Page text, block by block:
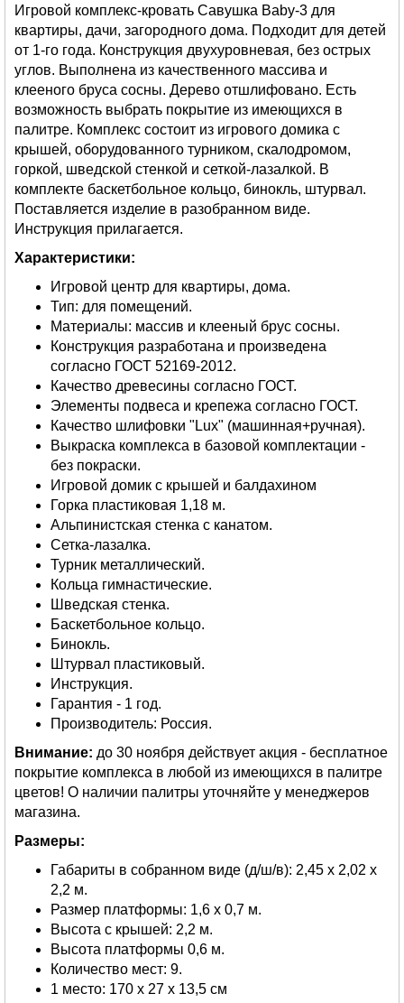
Игровой комплекс-кровать Савушка Baby-3 для
квартиры, дачи, загородного дома. Подходит для детей
от 1-го года. Конструкция двухуровневая, без острых
углов. Выполнена из качественного массива и
клееного бруса сосны. Дерево отшлифовано. Есть
возможность выбрать покрытие из имеющихся в
палитре. Комплекс состоит из игрового домика с
крышей, оборудованного турником, скалодромом,
горкой, шведской стенкой и сеткой-лазалкой. В
комплекте баскетбольное кольцо, бинокль, штурвал.
Поставляется изделие в разобранном виде.
Инструкция прилагается.
Характеристики:
Игровой центр для квартиры, дома.
Тип: для помещений.
Материалы: массив и клееный брус сосны.
Конструкция разработана и произведена
согласно ГОСТ 52169-2012.
Качество древесины согласно ГОСТ.
Элементы подвеса и крепежа согласно ГОСТ.
Качество шлифовки "Lux" (машинная+ручная).
Выкраска комплекса в базовой комплектации -
без покраски.
Игровой домик с крышей и балдахином
Горка пластиковая 1,18 м.
Альпинистская стенка с канатом.
Сетка-лазалка.
Турник металлический.
Кольца гимнастические.
Шведская стенка.
Баскетбольное кольцо.
Бинокль.
Штурвал пластиковый.
Инструкция.
Гарантия - 1 год.
Производитель: Россия.
Внимание: до 30 ноября действует акция - бесплатное
покрытие комплекса в любой из имеющихся в палитре
цветов! О наличии палитры уточняйте у менеджеров
магазина.
Размеры:
Габариты в собранном виде (д/ш/в): 2,45 х 2,02 х
2,2 м.
Размер платформы: 1,6 х 0,7 м.
Высота с крышей: 2,2 м.
Высота платформы 0,6 м.
Количество мест: 9.
1 место: 170 х 27 х 13,5 см